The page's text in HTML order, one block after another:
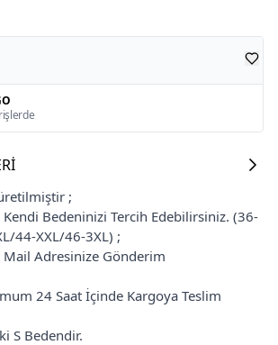
;
Kendi Bedeninizi Tercih Edebilirsiniz. (36-
44-XXL/46-3XL) ;
Mail Adresinize Gönderim
24 Saat İçinde Kargoya Teslim
S Bedendir.